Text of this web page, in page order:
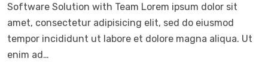
Software Solution with Team Lorem ipsum dolor sit
amet, consectetur adipisicing elit, sed do eiusmod
tempor incididunt ut labore et dolore magna aliqua. Ut
enim ad…